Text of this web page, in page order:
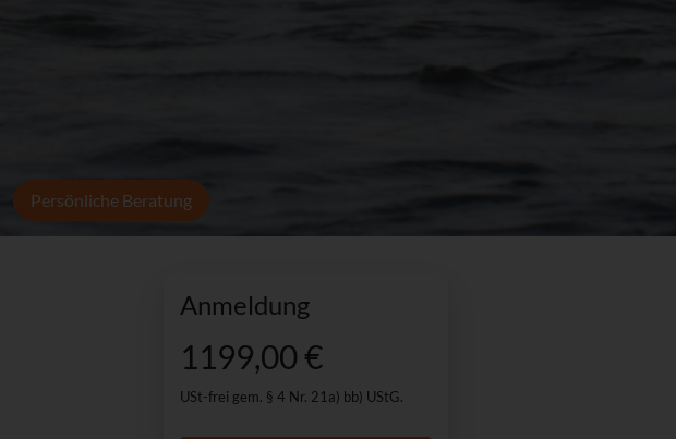
Persönliche Beratung
Anmeldung
1199,00 €
USt-frei gem. § 4 Nr. 21a) bb) UStG.